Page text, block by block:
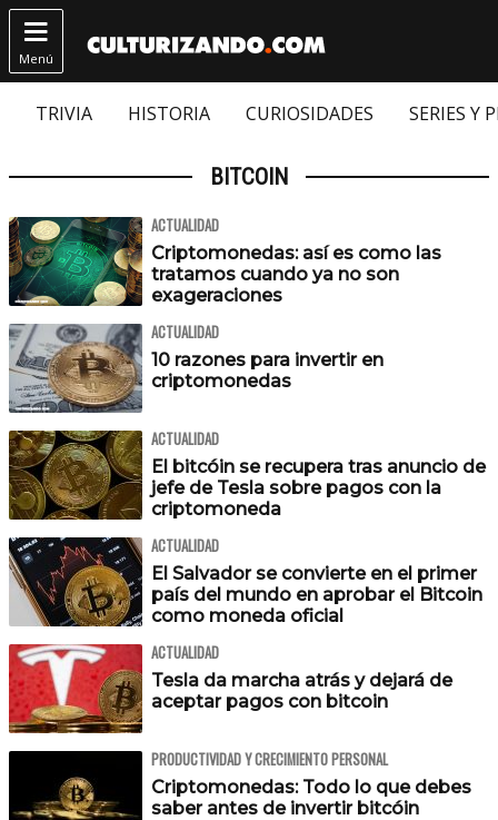

Menú
TRIVIA HISTORIA CURIOSIDADES SERIES Y
BITCOIN
ACTUALIDAD
Criptomonedas: así es como las
tratamos cuando ya no son
exageraciones
ACTUALIDAD
10 razones para invertir en
criptomonedas
ACTUALIDAD
El bitcóin se recupera tras anuncio de
jefe de Tesla sobre pagos con la
criptomoneda
ACTUALIDAD
El Salvador se convierte en el primer
país del mundo en aprobar el Bitcoin
como moneda oficial
ACTUALIDAD
Tesla da marcha atrás y dejará de
aceptar pagos con bitcoin
PRODUCTIVIDAD Y CRECIMIENTO PERSONAL
Criptomonedas: Todo lo que debes
saber antes de invertir bitcóin